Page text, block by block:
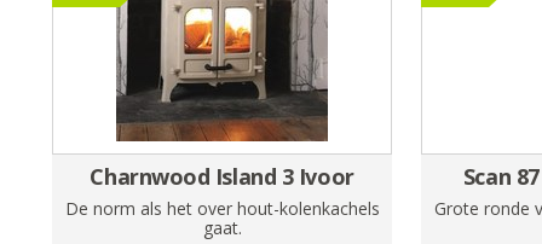
Charnwood Island 3 Ivoor
De norm als het over hout-kolenkachels
gaat.
Scan
Grote ronde